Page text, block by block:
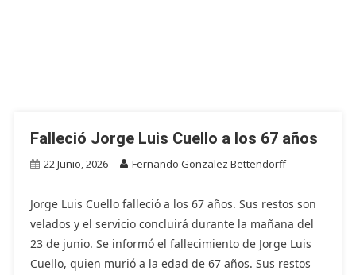
Falleció Jorge Luis Cuello a los 67 años
22 Junio, 2026 Fernando Gonzalez Bettendorff
Jorge Luis Cuello falleció a los 67 años. Sus restos son
velados y el servicio concluirá durante la mañana del
23 de junio. Se informó el fallecimiento de Jorge Luis
Cuello, quien murió a la edad de 67 años. Sus restos